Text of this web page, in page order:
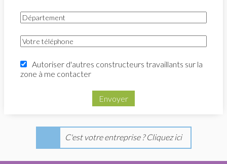
Autoriser d'autres constructeurs travaillants sur la
zone à me contacter
Envoyer
C'est votre entreprise ? Cliquez ici